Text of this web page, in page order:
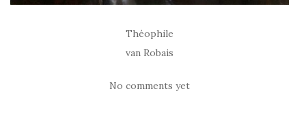
Théophile
van Robais
No comments yet